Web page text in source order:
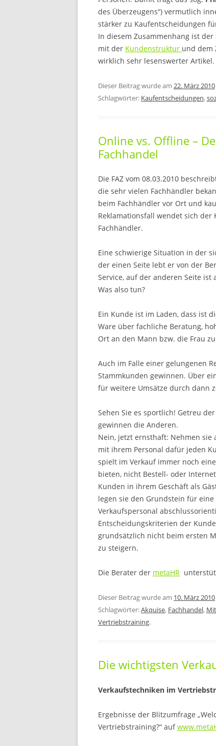
des Überzeugens“) vermutlich
stärker zu Kaufentscheidungen
In diesem Zusammenhang ist der
mit der Kundenstruktur und dem
wirklich sehr lesenswerter Artikel.
Dieser Beitrag wurde am 22. März 2010
Schlagwörter: Kaufentscheidungen,
Online vs. Offline –
Fachhandel
Die FAZ vom 08.03.2010
die sehr vielen Fachhändler
beim Fachhändler vor Ort und
Reklamationsfall wendet sich
Fachhändler.
Eine schwierige Situation in der
der einen Seite lebt er von der
Service, auf der anderen Seite ist
Was also tun?
Ein Kunde ist im Laden, dass ist
Ware über fachliche Beratung,
Ort an den Mann bzw. die Frau
Auch im Falle einer gelungenen
Stammkunden gewinnen. Über
für weitere Umsätze durch dann
Sehen Sie es sportlich! Getreu
gewinnen die Anderen.
Nein, jetzt ernsthaft: Nehmen sie
mit ihrem Personal dafür jeden
spielt im Verkauf immer noch
bieten, nicht Bestell- oder
Kunden in ihrem Geschäft als
legen sie den Grundstein für
Verkaufspersonal
Entscheidungskriterien der
grundsätzlich nicht beim ersten
zu steigern.
Die Berater der metaHR
Dieser Beitrag wurde am 10. März 2010
Schlagwörter:Akquise, Fachhandel,
Vertriebstraining.
Die wichtigsten
Verkaufstechniken im
Ergebnisse der Blitzumfrage
Vertriebstraining?“ auf